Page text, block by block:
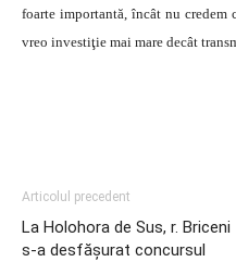
foarte importantă, încât nu credem
vreo investiţie mai mare decât
Articolul precedent
La Holohora de Sus, r. Briceni
s-a desfăşurat concursul